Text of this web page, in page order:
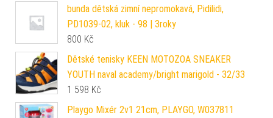
bunda dětská zimní nepromokavá, Pidilidi,
PD1039-02, kluk - 98 | 3roky
800 Kč
Dětské tenisky KEEN MOTOZOA SNEAKER
YOUTH naval academy/bright marigold - 32/33
1 598 Kč
Playgo Mixér 2v1 21cm, PLAYGO, W037811